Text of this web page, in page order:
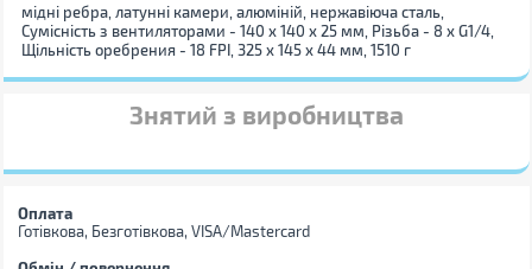
мідні ребра, латунні камери, алюміній, нержавіюча сталь,
Сумісність з вентиляторами - 140 x 140 x 25 мм, Різьба - 8 х G1/4,
Щільність оребрения - 18 FPI, 325 x 145 x 44 мм, 1510 г
Знятий з виробництва
Оплата
Готівкова, Безготівкова, VISA/Mastercard